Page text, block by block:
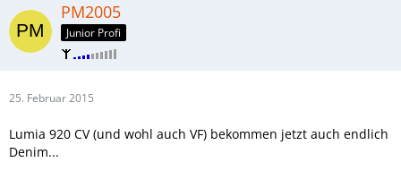
PM2005
Junior Profi
25. Februar 2015
Lumia 920 CV (und wohl auch VF) bekommen jetzt auch endlich
Denim...